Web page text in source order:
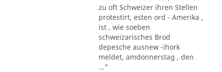
zu oft Schweizer ihren Stellen
protestirt, esten ord - Amerika ,
ist , wie soeben
schweizarisches Brod
depesche ausnew -ihork
meldet, amdonnerstag , den
..."